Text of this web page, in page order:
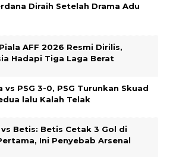
Diraih Setelah Drama Adu
AFF 2026 Resmi Dirilis,
Hadapi Tiga Laga Berat
vs PSG 3-0, PSG Turunkan Skuad
lalu Kalah Telak
Betis: Betis Cetak 3 Gol di
Ini Penyebab Arsenal